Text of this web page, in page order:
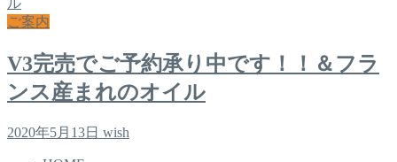
ご案内
V3完売でご予約承り中です！！＆フラ
ンス産まれのオイル
2020年5月13日 wish